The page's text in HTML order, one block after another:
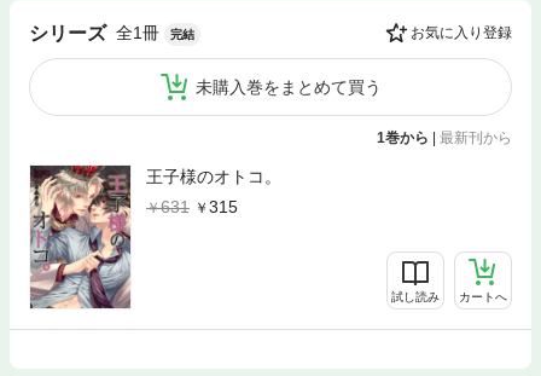
シリーズ 全1冊 完結 お気に入り登録
未購入巻をまとめて買う
1巻から 最新刊から
王子様のオトコ。
631
315
試し読み カートへ